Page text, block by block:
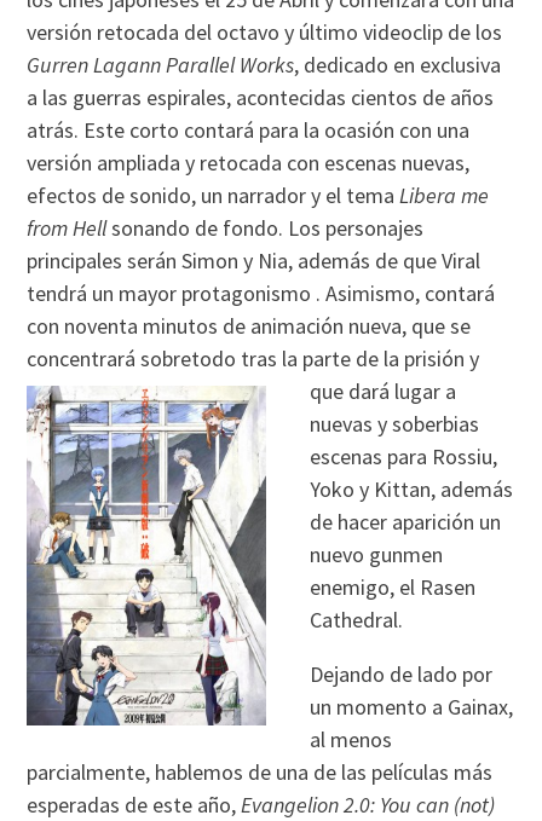
versión retocada del octavo y último videoclip de los
Gurren Lagann Parallel Works, dedicado en exclusiva
a las guerras espirales, acontecidas cientos de años
atrás. Este corto contará para la ocasión con una
versión ampliada y retocada con escenas nuevas,
efectos de sonido, un narrador y el temaLibera me
from Hellsonando de fondo. Los personajes
principales serán Simon y Nia, además de que Viral
tendrá un mayor protagonismo . Asimismo, contará
con noventa minutos de animación nueva, que se
concentrará sobretodo tras la parte de la prisión y
que dará lugar a
nuevas y soberbias
escenas para Rossiu,
Yoko y Kittan, además
de hacer aparición un
nuevo gunmen
enemigo, el Rasen
Cathedral.
Dejando de lado por
un momento a Gainax,
al menos
parcialmente, hablemos de una de las películas más
esperadas de este año,Evangelion 2.0: You can (not)